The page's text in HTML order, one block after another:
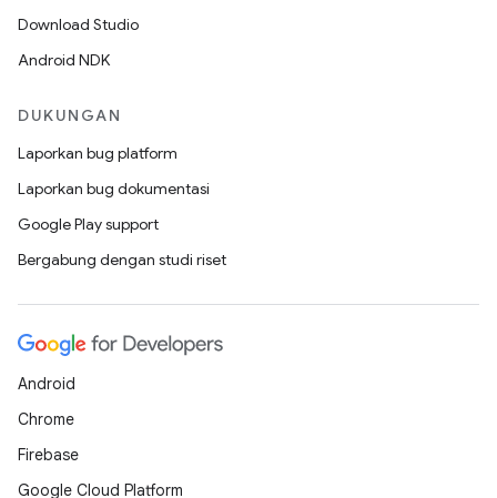
Download Studio
Android NDK
DUKUNGAN
Laporkan bug platform
Laporkan bug dokumentasi
Google Play support
Bergabung dengan studi riset
Android
Chrome
Firebase
Google Cloud Platform